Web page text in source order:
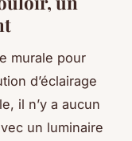
murale pour
d’éclairage
il n’y a aucun
un luminaire